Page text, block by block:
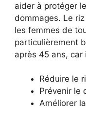
aider à protéger
dommages. Le
les femmes de
particulièrement
après 45 ans,
Réduire le
Prévenir le
Améliorer